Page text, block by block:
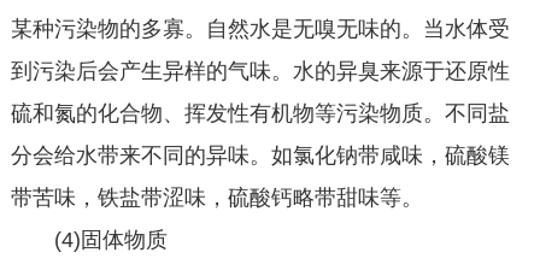
某种污染物的多寡。自然水是无嗅无味的。当水体受
到污染后会产生异样的气味。水的异臭来源于还原性
硫和氮的化合物、挥发性有机物等污染物质。不同盐
分会给水带来不同的异味。如氯化钠带咸味，硫酸镁
带苦味，铁盐带涩味，硫酸钙略带甜味等。
(4)固体物质